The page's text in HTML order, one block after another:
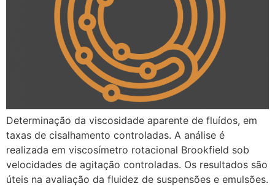
Determinação da viscosidade aparente de fluídos, em
taxas de cisalhamento controladas. A análise é
realizada em viscosímetro rotacional Brookfield sob
velocidades de agitação controladas. Os resultados são
úteis na avaliação da fluidez de suspensões e emulsões.